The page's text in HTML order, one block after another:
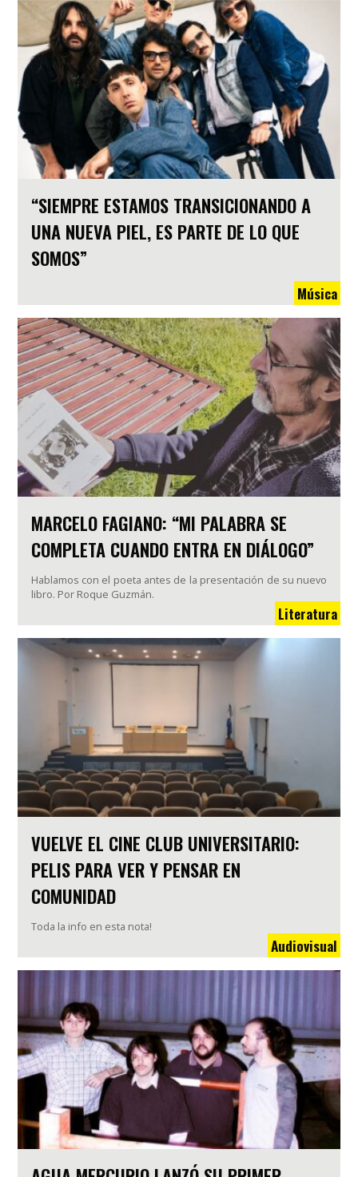
“SIEMPRE ESTAMOS TRANSICIONANDO A
UNA NUEVA PIEL, ES PARTE DE LO QUE
SOMOS”
Música
MARCELO FAGIANO: “MI PALABRA SE
COMPLETA CUANDO ENTRA EN DIÁLOGO”
Hablamos con el poeta antes de la presentación de su nuevo
libro. Por Roque Guzmán.
Literatura
VUELVE EL CINE CLUB UNIVERSITARIO:
PELIS PARA VER Y PENSAR EN
COMUNIDAD
Toda la info en esta nota!
Audiovisual